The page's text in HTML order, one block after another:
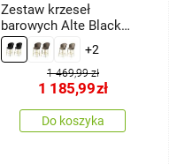
Zestaw krzeseł
barowych Alte Black
and Gold, 2 szt.+2
1 469,99 zł
1 185,99zł
Do koszyka